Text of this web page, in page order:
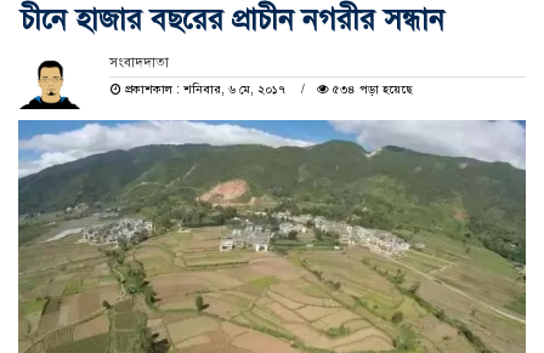
চীনে হাজার বছরের প্রাচীন নগরীর সন্ধান
সংবাদদাতা
প্রকাশকাল : শনিবার, ৬ মে, ২০১৭
৫৩৪ পড়া হয়েছে